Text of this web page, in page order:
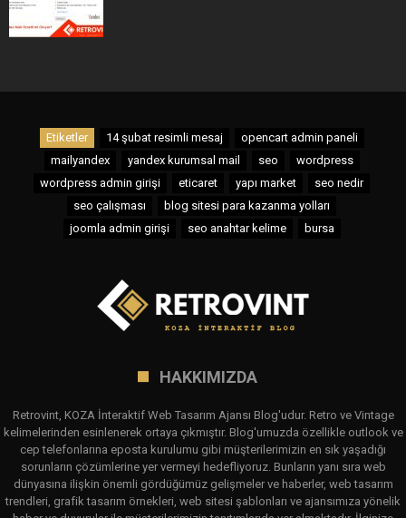
Etiketler 14 şubat resimli mesaj
opencart admin paneli
mailyandex
yandex kurumsal mail seo
wordpress
wordpress admin girişi
eticaret yapı market
seo nedir
seo çalışması
blog sitesi para kazanma yolları
joomla admin girişi
seo anahtar kelime bursa
HAKKIMIZDA
Retrovint, KOZA İnteraktif Web Tasarım Ajansı Blog'udur. Retro ve Vintage
kelimelerinden esinlenerek ortaya çıkmıştır. Blog'umuzda özellikle outlook ve
cep telefonlarına eposta kurulumu gibi müşterilerimizin en sık yaşadığı
sorunların çözümlerine yer vermeyi hedefliyoruz. Bunların yanı sıra web
dünyasına ilişkin önemli gördüğümüz gelişmeler ve haberler, web tasarım
trendleri, grafik tasarım örnekleri, web sitesi şablonları ve ajansımıza yönelik